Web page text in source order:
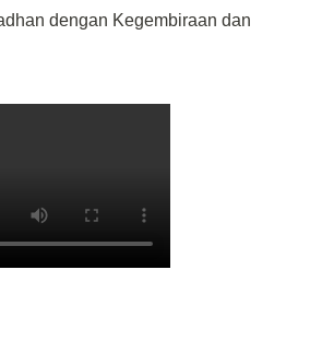
dengan Kegembiraan dan